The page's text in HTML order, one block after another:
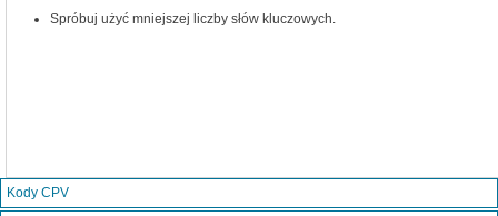
Spróbuj użyć mniejszej liczby słów kluczowych.
Kody CPV